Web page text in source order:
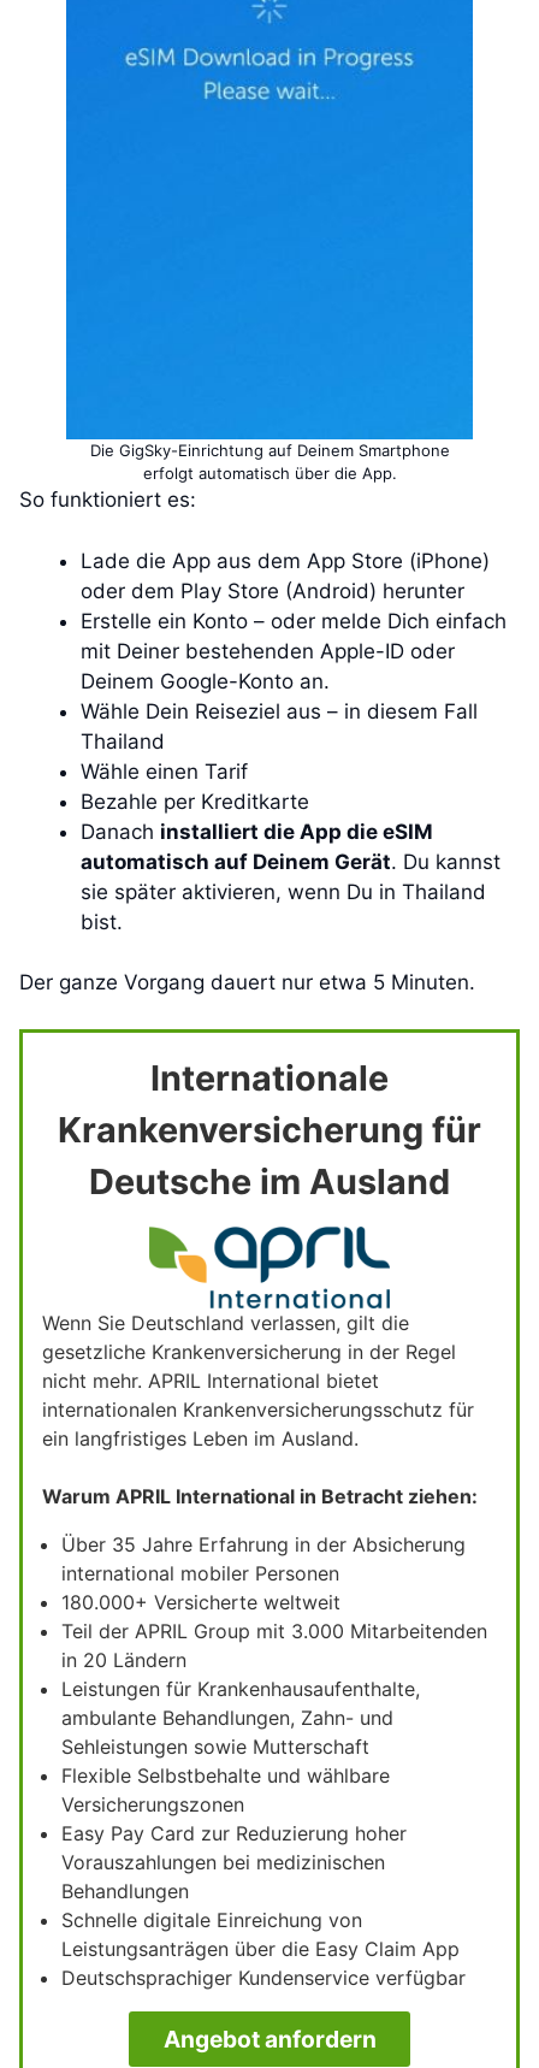
Die GigSky-Einrichtung auf Deinem Smartphone
erfolgt automatisch über die App.
So funktioniert es:
Lade die App aus dem App Store (iPhone)
oder dem Play Store (Android) herunter
Erstelle ein Konto – oder melde Dich einfach
mit Deiner bestehenden Apple-ID oder
Deinem Google-Konto an.
Wähle Dein Reiseziel aus – in diesem Fall
Thailand
Wähle einen Tarif
Bezahle per Kreditkarte
Danach installiert die App die eSIM
automatisch auf Deinem Gerät. Du kannst
sie später aktivieren, wenn Du in Thailand
bist.
Der ganze Vorgang dauert nur etwa 5 Minuten.
Internationale
Krankenversicherung für
Deutsche im Ausland
Wenn Sie Deutschland verlassen, gilt die
gesetzliche Krankenversicherung in der Regel
nicht mehr. APRIL International bietet
internationalen Krankenversicherungsschutz für
ein langfristiges Leben im Ausland.
Warum APRIL International in Betracht ziehen:
Über 35 Jahre Erfahrung in der Absicherung
international mobiler Personen
180.000+ Versicherte weltweit
Teil der APRIL Group mit 3.000 Mitarbeitenden
in 20 Ländern
Leistungen für Krankenhausaufenthalte,
ambulante Behandlungen, Zahn- und
Sehleistungen sowie Mutterschaft
Flexible Selbstbehalte und wählbare
Versicherungszonen
Easy Pay Card zur Reduzierung hoher
Vorauszahlungen bei medizinischen
Behandlungen
Schnelle digitale Einreichung von
Leistungsanträgen über die Easy Claim App
Deutschsprachiger Kundenservice verfügbar
Angebot anfordern